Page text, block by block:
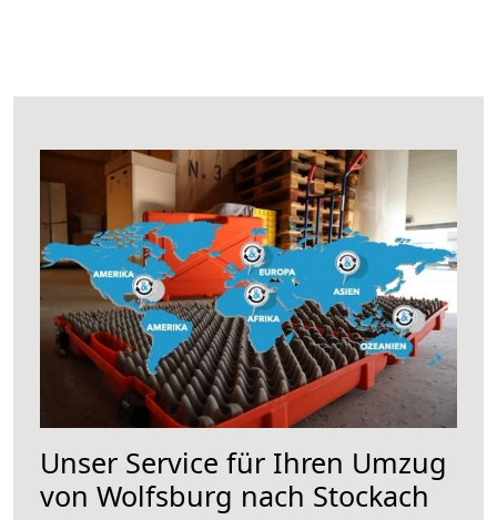
Unser Service für Ihren Umzug
von Wolfsburg nach Stockach